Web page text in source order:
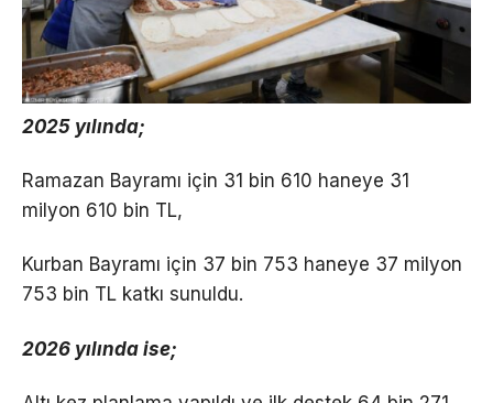
2025 yılında;
Ramazan Bayramı için 31 bin 610 haneye 31
milyon 610 bin TL,
Kurban Bayramı için 37 bin 753 haneye 37 milyon
753 bin TL katkı sunuldu.
2026 yılında ise;